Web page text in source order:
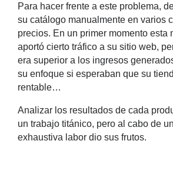
Para hacer frente a este problema,
su catálogo manualmente en varios
precios. En un primer momento esta
aportó cierto tráfico a su sitio web,
era superior a los ingresos
su enfoque si esperaban que su
rentable…
Analizar los resultados de cada
un trabajo titánico, pero al cabo de
exhaustiva labor dio sus frutos.